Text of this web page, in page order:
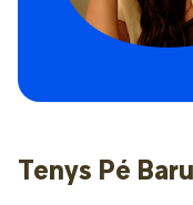
Higiene do coto
já que o sistema
exigindo maior rigor
gradual das rotinas
pediatra entrevistada.
Tenys Pé